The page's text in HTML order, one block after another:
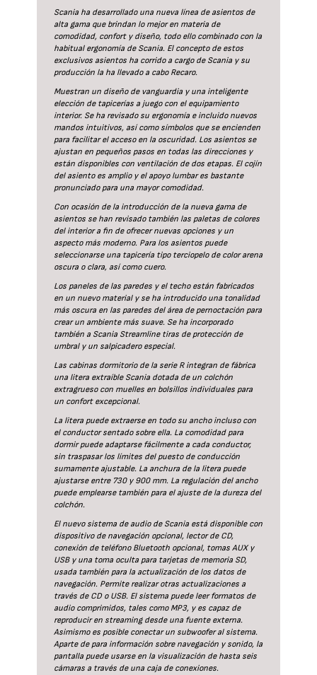
Scania ha desarrollado una nueva línea de asientos de
alta gama que brindan lo mejor en materia de
comodidad, confort y diseño, todo ello combinado con la
habitual ergonomía de Scania. El concepto de estos
exclusivos asientos ha corrido a cargo de Scania y su
producción la ha llevado a cabo Recaro.
Muestran un diseño de vanguardia y una inteligente
elección de tapicerías a juego con el equipamiento
interior. Se ha revisado su ergonomía e incluido nuevos
mandos intuitivos, así como símbolos que se encienden
para facilitar el acceso en la oscuridad. Los asientos se
ajustan en pequeños pasos en todas las direcciones y
están disponibles con ventilación de dos etapas. El cojín
del asiento es amplio y el apoyo lumbar es bastante
pronunciado para una mayor comodidad.
Con ocasión de la introducción de la nueva gama de
asientos se han revisado también las paletas de colores
del interior a fin de ofrecer nuevas opciones y un
aspecto más moderno. Para los asientos puede
seleccionarse una tapicería tipo terciopelo de color arena
oscura o clara, así como cuero.
Los paneles de las paredes y el techo están fabricados
en un nuevo material y se ha introducido una tonalidad
más oscura en las paredes del área de pernoctación para
crear un ambiente más suave. Se ha incorporado
también a Scania Streamline tiras de protección de
umbral y un salpicadero especial.
Las cabinas dormitorio de la serie R integran de fábrica
una litera extraíble Scania dotada de un colchón
extragrueso con muelles en bolsillos individuales para
un confort excepcional.
La litera puede extraerse en todo su ancho incluso con
el conductor sentado sobre ella. La comodidad para
dormir puede adaptarse fácilmente a cada conductor,
sin traspasar los límites del puesto de conducción
sumamente ajustable. La anchura de la litera puede
ajustarse entre 730 y 900 mm. La regulación del ancho
puede emplearse también para el ajuste de la dureza del
colchón.
El nuevo sistema de audio de Scania está disponible con
dispositivo de navegación opcional, lector de CD,
conexión de teléfono Bluetooth opcional, tomas AUX y
USB y una toma oculta para tarjetas de memoria SD,
usada también para la actualización de los datos de
navegación. Permite realizar otras actualizaciones a
través de CD o USB. El sistema puede leer formatos de
audio comprimidos, tales como MP3, y es capaz de
reproducir en streaming desde una fuente externa.
Asimismo es posible conectar un subwoofer al sistema.
Aparte de para información sobre navegación y sonido, la
pantalla puede usarse en la visualización de hasta seis
cámaras a través de una caja de conexiones.